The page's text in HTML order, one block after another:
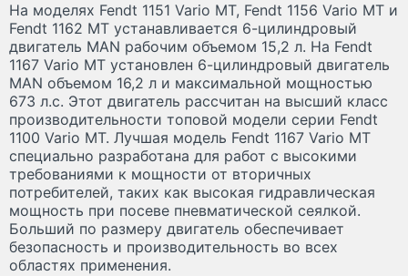
На моделях Fendt 1151 Vario MT, Fendt 1156 Vario MT и
Fendt 1162 MT устанавливается 6-цилиндровый
двигатель MAN рабочим объемом 15,2 л. На Fendt
1167 Vario MT установлен 6-цилиндровый двигатель
MAN объемом 16,2 л и максимальной мощностью
673 л.с. Этот двигатель рассчитан на высший класс
производительности топовой модели серии Fendt
1100 Vario MT. Лучшая модель Fendt 1167 Vario MT
специально разработана для работ с высокими
требованиями к мощности от вторичных
потребителей, таких как высокая гидравлическая
мощность при посеве пневматической сеялкой.
Больший по размеру двигатель обеспечивает
безопасность и производительность во всех
областях применения.